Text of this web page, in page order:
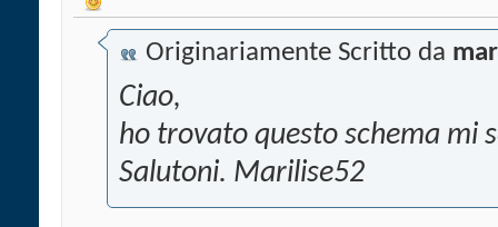
Originariamente Scritto da
Ciao,
ho trovato questo schema mi
Salutoni. Marilise52